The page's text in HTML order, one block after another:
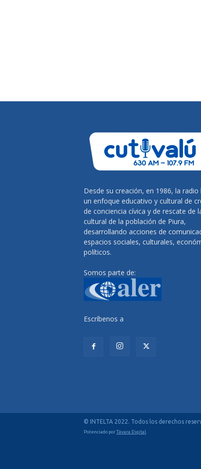
Desde su creación, en 1986, la radio
un enfoque educativo y cultural de
de conciencia cívica y de rescate de
cultural de la población de Piura,
desarrollando acciones de
espacios sociales, culturales,
políticos.
Somos parte de:
Escríbenos a
© INTELTA 2022. Todos los derechos
Potenciado porTávara Digital